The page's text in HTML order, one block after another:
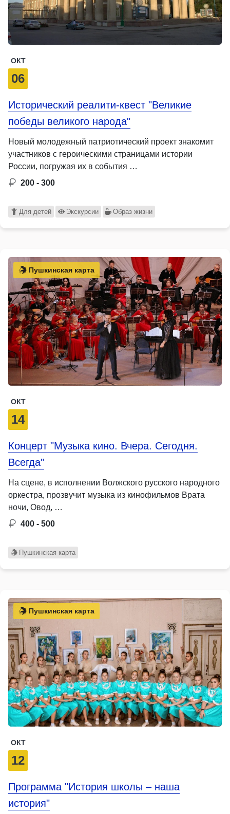
ОКТ
06
Исторический реалити-квест "Великие
победы великого народа"
Новый молодежный патриотический проект знакомит
участников с героическими страницами истории
России, погружая их в события …
200 - 300
Для детей Экскурсии Образ жизни
Пушкинская карта
ОКТ
14
Концерт "Музыка кино. Вчера. Сегодня.
Всегда"
На сцене, в исполнении Волжского русского народного
оркестра, прозвучит музыка из кинофильмов Врата
ночи, Овод, …
400 - 500
Пушкинская карта
Пушкинская карта
ОКТ
12
Программа "История школы – наша
история"